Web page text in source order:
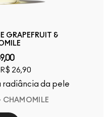
GRAPEFRUIT &
26,90
radiância da pele
CHAMOMILE